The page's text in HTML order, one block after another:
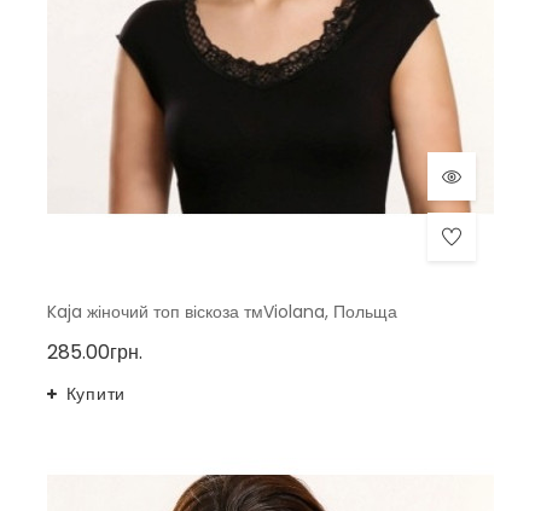
Kaja жіночий топ віскоза тмViolana, Польща
285.00грн.
Купити